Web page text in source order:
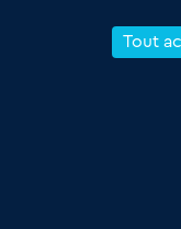
Reprendre unTout